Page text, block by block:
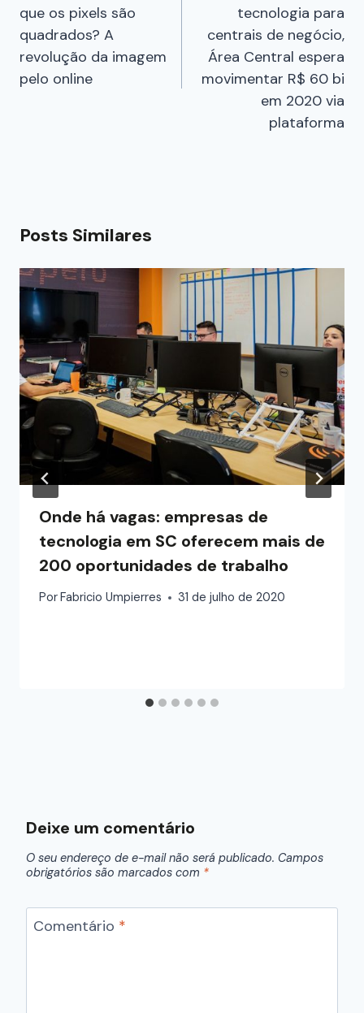
que os pixels são
quadrados? A
revolução da imagem
pelo online
tecnologia para
centrais de negócio,
Área Central espera
movimentar R$ 60 bi
em 2020 via
plataforma
Posts Similares
Onde há vagas: empresas de
tecnologia em SC oferecem mais de
200 oportunidades de trabalho
PorFabricio Umpierres 31 de julho de 2020
Deixe um comentário
O seu endereço de e-mail não será publicado. Campos
obrigatórios são marcados com *
Comentário *